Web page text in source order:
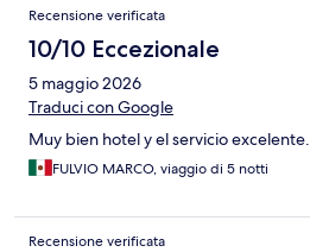
Recensione verificata
10/10 Eccezionale
5 maggio 2026
Traduci con Google
Muy bien hotel y el servicio excelente.
FULVIO MARCO, viaggio di 5 notti
Recensione verificata